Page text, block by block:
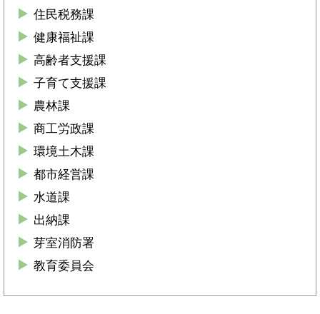
住民税務課
健康福祉課
高齢者支援課
子育て支援課
農林課
商工労政課
環境土木課
都市経営課
水道課
出納課
芽室消防署
教育委員会